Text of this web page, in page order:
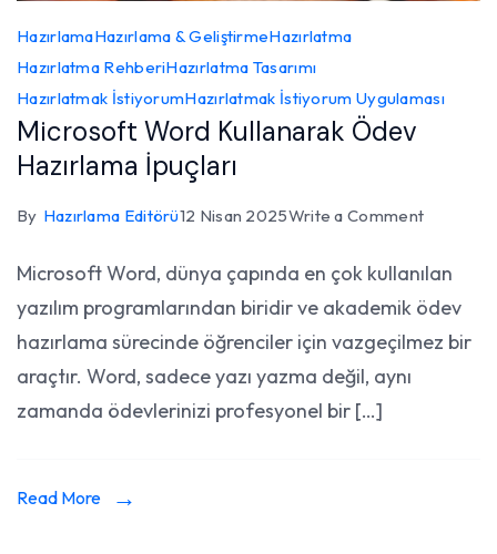
HazırlamaHazırlama & GeliştirmeHazırlatma
Hazırlatma RehberiHazırlatma Tasarımı
Hazırlatmak İstiyorumHazırlatmak İstiyorum Uygulaması
Microsoft Word Kullanarak Ödev
Hazırlama İpuçları
By Hazırlama Editörü12 Nisan 2025Write a Commenton
Word
Ödev
Microsoft Word, dünya çapında en çok kullanılan
yazılım programlarından biridir ve akademik ödev
hazırlama sürecinde öğrenciler için vazgeçilmez bir
araçtır. Word, sadece yazı yazma değil, aynı
zamanda ödevlerinizi profesyonel bir […]
Read More